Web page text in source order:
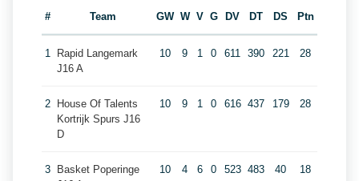
# Team GW W V G DV DT DS Ptn
1
Rapid Langemark
J16 A
10 9 1 0 611 390 221 28
2
House Of Talents
Kortrijk Spurs J16
D
10 9 1 0 616 437 179 28
3
Basket Poperinge
10 4 6 0 523 483 40 18